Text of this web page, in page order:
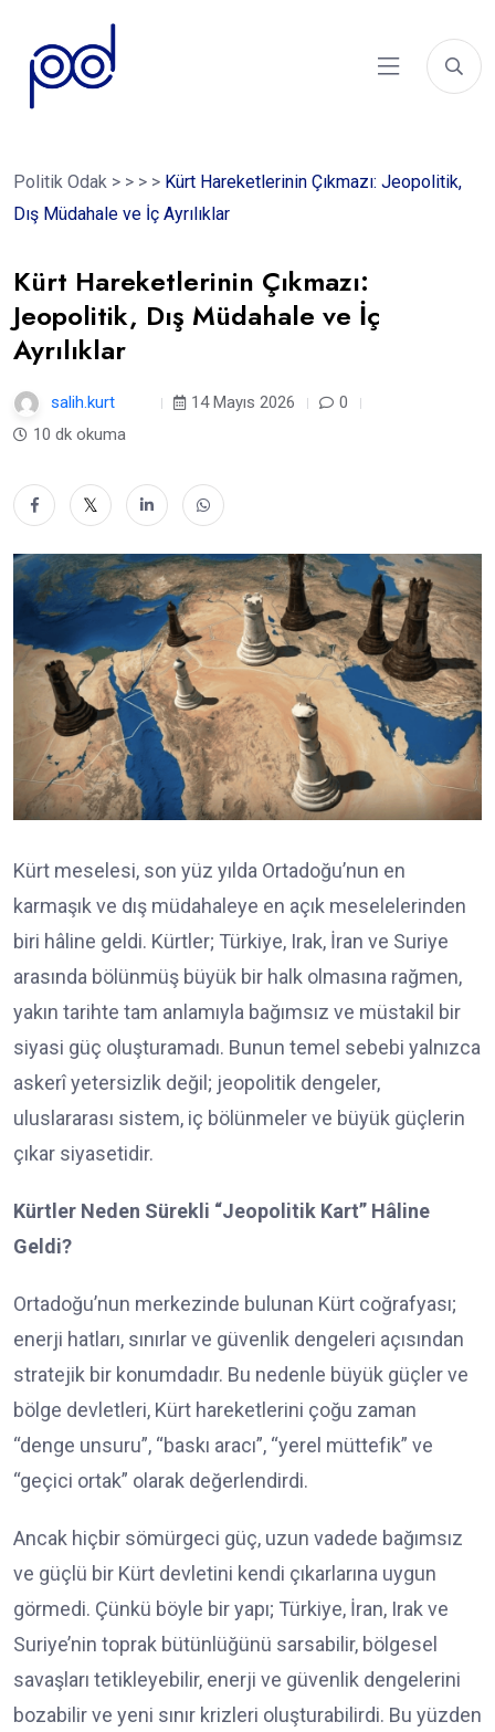
Politik Odak > > > > Kürt Hareketlerinin Çıkmazı: Jeopolitik,
Dış Müdahale ve İç Ayrılıklar
Kürt Hareketlerinin Çıkmazı:
Jeopolitik, Dış Müdahale ve İç
Ayrılıklar
salih.kurt 14 Mayıs 2026
0
10 dk okuma
Kürt meselesi, son yüz yılda Ortadoğu’nun en
karmaşık ve dış müdahaleye en açık meselelerinden
biri hâline geldi. Kürtler; Türkiye, Irak, İran ve Suriye
arasında bölünmüş büyük bir halk olmasına rağmen,
yakın tarihte tam anlamıyla bağımsız ve müstakil bir
siyasi güç oluşturamadı. Bunun temel sebebi yalnızca
askerî yetersizlik değil; jeopolitik dengeler,
uluslararası sistem, iç bölünmeler ve büyük güçlerin
çıkar siyasetidir.
Kürtler Neden Sürekli “Jeopolitik Kart” Hâline
Geldi?
Ortadoğu’nun merkezinde bulunan Kürt coğrafyası;
enerji hatları, sınırlar ve güvenlik dengeleri açısından
stratejik bir konumdadır. Bu nedenle büyük güçler ve
bölge devletleri, Kürt hareketlerini çoğu zaman
“denge unsuru”, “baskı aracı”, “yerel müttefik” ve
“geçici ortak” olarak değerlendirdi.
Ancak hiçbir sömürgeci güç, uzun vadede bağımsız
ve güçlü bir Kürt devletini kendi çıkarlarına uygun
görmedi. Çünkü böyle bir yapı; Türkiye, İran, Irak ve
Suriye’nin toprak bütünlüğünü sarsabilir, bölgesel
savaşları tetikleyebilir, enerji ve güvenlik dengelerini
bozabilir ve yeni sınır krizleri oluşturabilirdi. Bu yüzden